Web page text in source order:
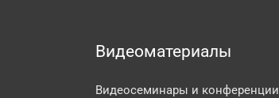
Видеоматериалы
Видеосеминары и конференции